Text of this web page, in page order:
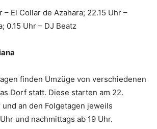
– El Collar de Azahara; 22.15 Uhr –
0.15 Uhr – DJ Beatz
finden Umzüge von verschiedenen
Dorf statt. Diese starten am 22.
und an den Folgetagen jeweils
und nachmittags ab 19 Uhr.